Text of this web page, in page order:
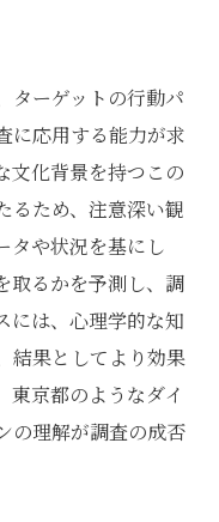
ターゲットの行動パ
に応用する能力が求
文化背景を持つこの
るため、注意深い観
タや状況を基にし
取るかを予測し、調
には、心理学的な知
結果としてより効果
東京都のようなダイ
の理解が調査の成否